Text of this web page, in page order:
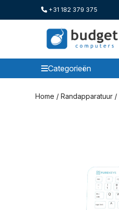
+31 182 379 375
Categorieën
Categorieen
Home / Randapparatuur /